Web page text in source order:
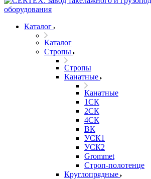
Каталог
Каталог
Стропы
Стропы
Канатные
Канатные
1СК
2СК
4СК
ВК
УСК1
УСК2
Grommet
Строп-полотенце
Круглопрядные